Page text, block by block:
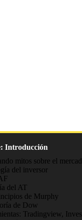
Introducción
mitos sobre el
del inversor
del AT
de Murphy
de Dow
Tradingview,